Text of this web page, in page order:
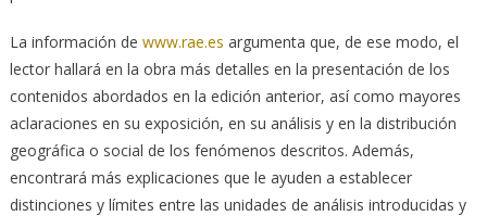
La información de www.rae.es argumenta que, de ese modo, el
lector hallará en la obra más detalles en la presentación de los
contenidos abordados en la edición anterior, así como mayores
aclaraciones en su exposición, en su análisis y en la distribución
geográfica o social de los fenómenos descritos. Además,
encontrará más explicaciones que le ayuden a establecer
distinciones y límites entre las unidades de análisis introducidas y